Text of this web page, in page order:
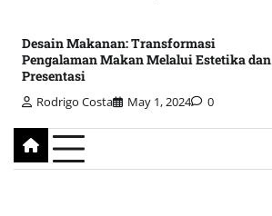
Desain Makanan: Transformasi
Pengalaman Makan Melalui Estetika dan
Presentasi
Rodrigo Costa May 1, 2024 0